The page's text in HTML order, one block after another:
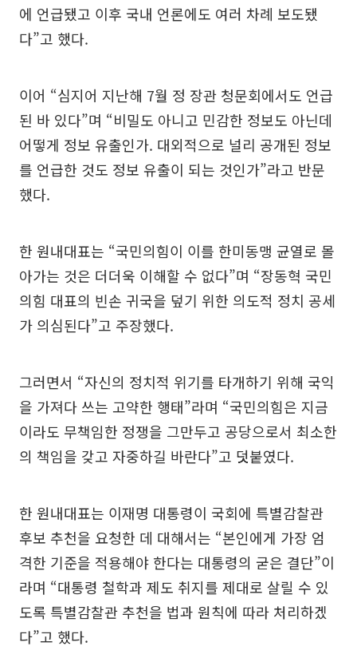
에 언급됐고 이후 국내 언론에도 여러 차례 보도됐
다”고 했다.
이어 “심지어 지난해 7월 정 장관 청문회에서도 언급
된 바 있다”며 “비밀도 아니고 민감한 정보도 아닌데
어떻게 정보 유출인가. 대외적으로 널리 공개된 정보
를 언급한 것도 정보 유출이 되는 것인가”라고 반문
했다.
한 원내대표는 “국민의힘이 이를 한미동맹 균열로 몰
아가는 것은 더더욱 이해할 수 없다”며 “장동혁 국민
의힘 대표의 빈손 귀국을 덮기 위한 의도적 정치 공세
가 의심된다”고 주장했다.
그러면서 “자신의 정치적 위기를 타개하기 위해 국익
을 가져다 쓰는 고약한 행태”라며 “국민의힘은 지금
이라도 무책임한 정쟁을 그만두고 공당으로서 최소한
의 책임을 갖고 자중하길 바란다”고 덧붙였다.
한 원내대표는 이재명 대통령이 국회에 특별감찰관
후보 추천을 요청한 데 대해서는 “본인에게 가장 엄
격한 기준을 적용해야 한다는 대통령의 굳은 결단”이
라며 “대통령 철학과 제도 취지를 제대로 살릴 수 있
도록 특별감찰관 추천을 법과 원칙에 따라 처리하겠
다”고 했다.